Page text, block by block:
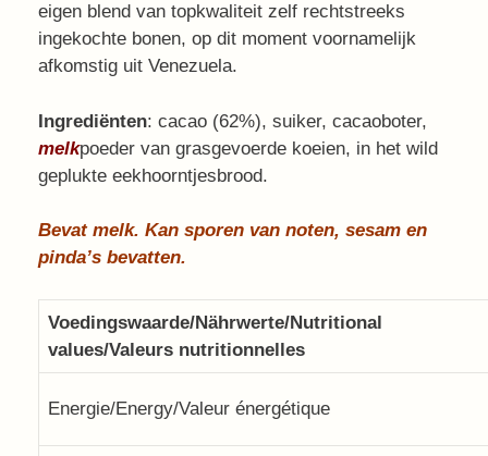
eigen blend van topkwaliteit zelf rechtstreeks
ingekochte bonen, op dit moment voornamelijk
afkomstig uit Venezuela.
Ingrediënten: cacao (62%), suiker, cacaoboter,
melkpoeder van grasgevoerde koeien, in het wild
geplukte eekhoorntjesbrood.
Bevat melk. Kan sporen van noten, sesam en
pinda’s bevatten.
Voedingswaarde/Nährwerte/Nutritional
values/Valeurs nutritionnelles
Energie/Energy/Valeur énergétique